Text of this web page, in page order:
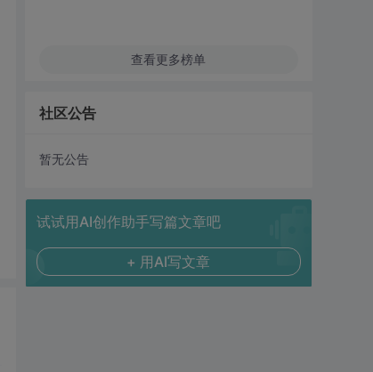
查看更多榜单
社区公告
暂无公告
试试用AI创作助手写篇文章吧
+ 用AI写文章